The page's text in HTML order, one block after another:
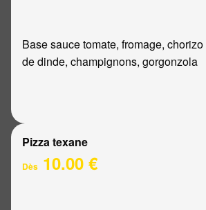
Base sauce tomate, fromage,
de dinde, champignons, gorgonzola
Pizza texane
Dès 10.00 €